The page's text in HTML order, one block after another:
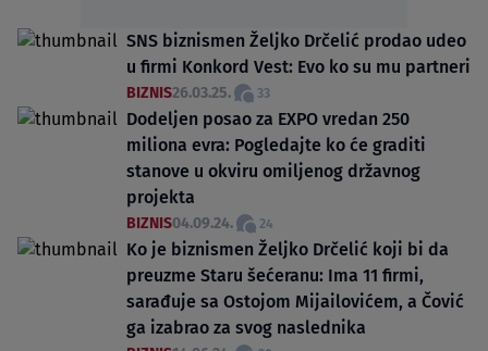
SNS biznismen Željko Drčelić prodao udeo
u firmi Konkord Vest: Evo ko su mu partneri
BIZNIS26.03.25. 33
Dodeljen posao za EXPO vredan 250
miliona evra: Pogledajte ko će graditi
stanove u okviru omiljenog državnog
projekta
BIZNIS04.09.24. 24
Ko je biznismen Željko Drčelić koji bi da
preuzme Staru šećeranu: Ima 11 firmi,
sarađuje sa Ostojom Mijailovićem, a Čović
ga izabrao za svog naslednika